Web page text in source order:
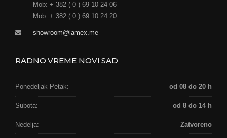
Mob: + 382 ( 0 ) 69 10 24 06
Mob: + 382 ( 0 ) 69 10 24 20
showroom@lamex.me
RADNO VREME NOVI SAD
Ponedeljak-Petak: od 08 do 20 h
Subota: od 8 do 14 h
Nedelja: Zatvoreno